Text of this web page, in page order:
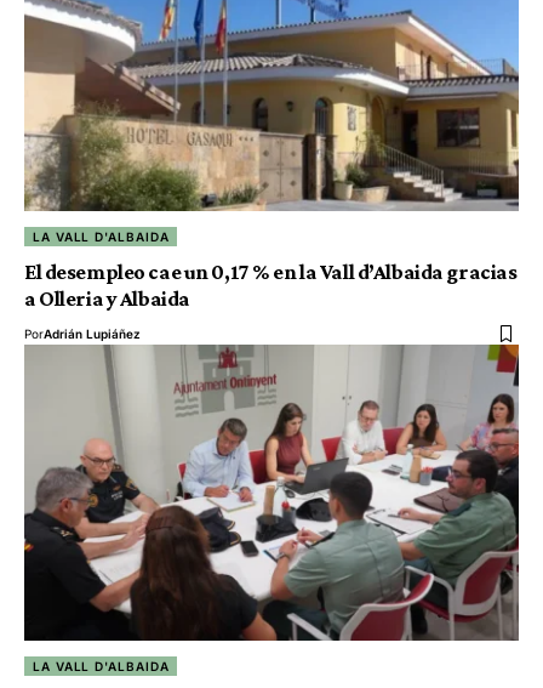
LA VALL D'ALBAIDA
El desempleo cae un 0,17 % en la Vall d’Albaida gracias
a Olleria y Albaida
PorAdrián Lupiáñez
LA VALL D'ALBAIDA